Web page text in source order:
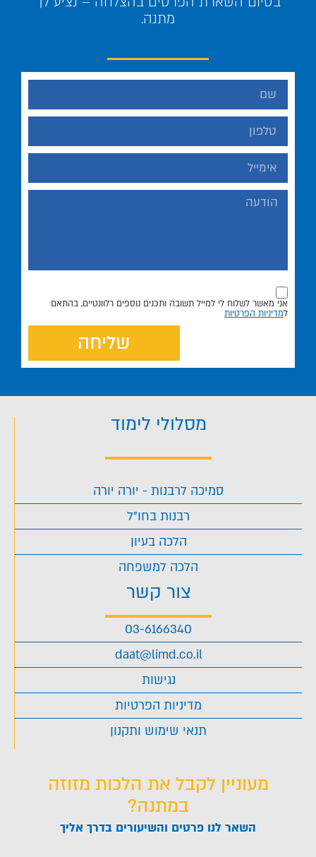
מתנה.
אני מאשר לשלוח לי למייל תשובה ותכנים נוספים רלוונטיים, בהתאם
למדיניות הפרטיות
שליחה
מסלולי לימוד
סמיכה לרבנות - יורה יורה
רבנות בחו"ל
הלכה בעיון
הלכה למשפחה
צור קשר
03-6166340
daat@limd.co.il
נגישות
מדיניות הפרטיות
תנאי שימוש ותקנון
מעוניין לקבל את הלכות מזוזה
במתנה?
השאר לנו פרטים והשיעורים בדרך אליך